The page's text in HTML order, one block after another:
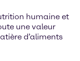
humaine et
une valeur
d’aliments